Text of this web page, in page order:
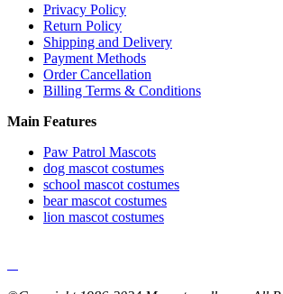
Privacy Policy
Return Policy
Shipping and Delivery
Payment Methods
Order Cancellation
Billing Terms & Conditions
Main Features
Paw Patrol Mascots
dog mascot costumes
school mascot costumes
bear mascot costumes
lion mascot costumes